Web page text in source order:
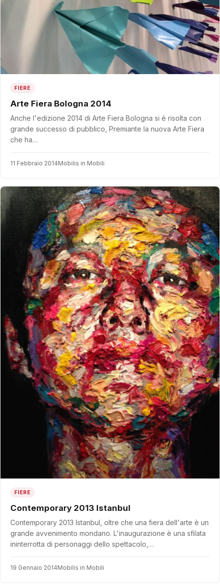
FIERE
Arte Fiera Bologna 2014
Anche l'edizione 2014 di Arte Fiera Bologna si è risolta con
grande successo di pubblico, Premiante la nuova Arte Fiera
che ha…
11 Febbraio 2014Mobilis in Mobili
FIERE
Contemporary 2013 Istanbul
Contemporary 2013 Istanbul, oltre che una fiera dell'arte è un
grande avvenimento mondano. L'inaugurazione è una sfilata
ininterrotta di personaggi dello spettacolo,…
19 Gennaio 2014Mobilis in Mobili